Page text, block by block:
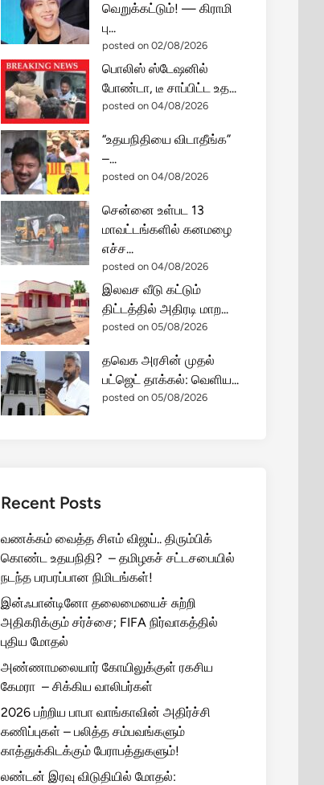
வெறுக்கட்டும்! — கிராமி
பு...
posted on 02/08/2026
பொலிஸ் ஸ்டேஷனில்
போண்டா, டீ சாப்பிட்ட உத...
posted on 04/08/2026
“உதயநிதியை விடாதீங்க”
–...
posted on 04/08/2026
சென்னை உள்பட 13
மாவட்டங்களில் கனமழை
எச்ச...
posted on 04/08/2026
இலவச வீடு கட்டும்
திட்டத்தில் அதிரடி மாற...
posted on 05/08/2026
தவெக அரசின் முதல்
பட்ஜெட் தாக்கல்: வெளிய...
posted on 05/08/2026
Recent Posts
வணக்கம் வைத்த சிஎம் விஜய்.. திரும்பிக்
கொண்ட உதயநிதி? – தமிழகச் சட்டசபையில்
நடந்த பரபரப்பான நிமிடங்கள்!
இன்ஃபான்டினோ தலைமையைச் சுற்றி
அதிகரிக்கும் சர்ச்சை; FIFA நிர்வாகத்தில்
புதிய மோதல்
அண்ணாமலையார் கோயிலுக்குள் ரகசிய
கேமரா – சிக்கிய வாலிபர்கள்
2026 பற்றிய பாபா வாங்காவின் அதிர்ச்சி
கணிப்புகள் – பலித்த சம்பவங்களும்
காத்துக்கிடக்கும் பேராபத்துகளும்!
லண்டன் இரவு விடுதியில் மோதல்: